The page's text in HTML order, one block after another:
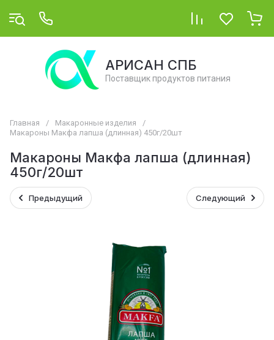
АРИСАН СПБ
Поставщик продуктов питания
Главная / Макаронные изделия
/
Макароны Макфа лапша (длинная) 450г/20шт
Макароны Макфа лапша (длинная)
450г/20шт
Предыдущий Следующий